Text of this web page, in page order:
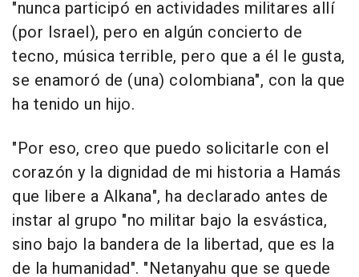
"nunca participó en actividades militares allí
(por Israel), pero en algún concierto de
tecno, música terrible, pero que a él le gusta,
se enamoró de (una) colombiana", con la que
ha tenido un hijo.
"Por eso, creo que puedo solicitarle con el
corazón y la dignidad de mi historia a Hamás
que libere a Alkana", ha declarado antes de
instar al grupo "no militar bajo la esvástica,
sino bajo la bandera de la libertad, que es la
de la humanidad". "Netanyahu que se quede